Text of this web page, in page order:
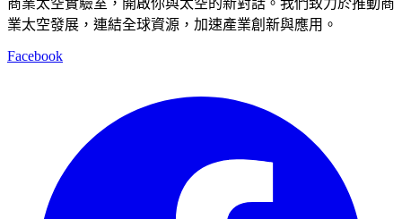
商業太空實驗室，開啟你與太空的新對話。我們致力於推動商
業太空發展，連結全球資源，加速產業創新與應用。
Facebook